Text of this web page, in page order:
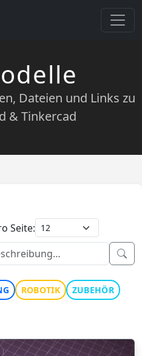
Dateien und Links zu
& Tinkercad
Seite:
ROBOTIK ZUBEHÖR